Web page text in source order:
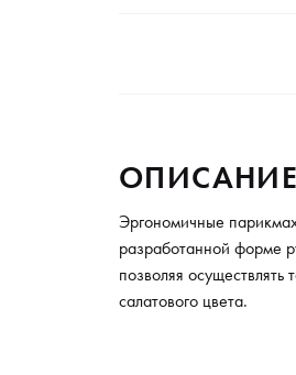
ОПИСАНИЕ
Эргономичные
разработанной форме
позволяя
салатового цвета.